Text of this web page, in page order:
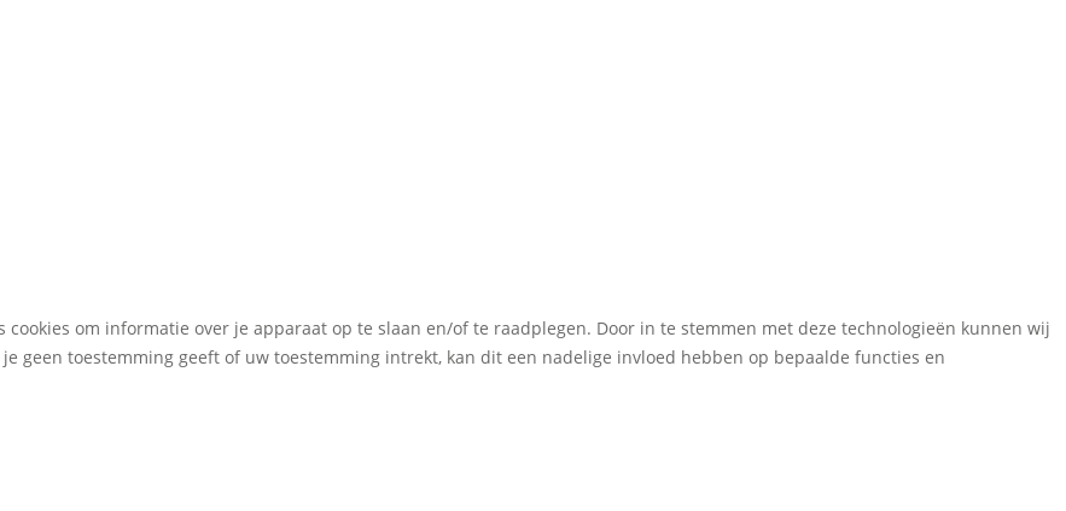
om informatie over je apparaat op te slaan en/of te raadplegen. Door in te stemmen met deze technologieën kunnen wij
geen toestemming geeft of uw toestemming intrekt, kan dit een nadelige invloed hebben op bepaalde functies en